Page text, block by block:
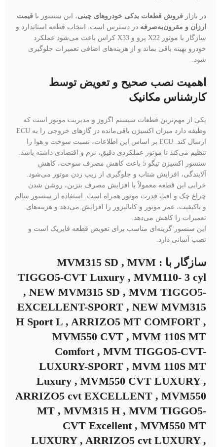
در بازار فروش قطعات یدکی خودروهای چینی، این سنسور با قیمت
ارزان و مقرون‌به‌صرفه در دسترس است. انتخاب قطعه استاندارد و
سازگار با موتور X22 پرو و X33 کراس باعث می‌شود عملکرد
خودرو بهینه باقی بماند و از هزینه‌های اضافی تعمیرات جلوگیری
شود.
اهمیت نصب صحیح و تعویض توسط
کارشناس مکانیک
یکی از مهم‌ترین قطعات سیستم اگزوز و مدیریت موتور است که
وظیفه دارد میزان اکسیژن باقی‌مانده در گازهای خروجی را به ECU
ارسال کند. ECU بر اساس این اطلاعات، نسبت سوخت و هوا را
تنظیم می‌کند تا موتور عملکردی دقیق، نرم و اقتصادی داشته باشد.
سنسور اکسيژن تیگو 5 باعث کاهش مصرف سوخت، کاهش
آلایندگی، افزایش شتاب و جلوگیری از ریپ زدن موتور می‌شود.
خرابی این قطعه معمولاً با افزایش مصرف بنزین، روشن شدن
چراغ چک و افت قدرت موتور همراه است. استفاده از سنسور سالم
و باکیفیت، عمر موتور و کاتالیزور را افزایش می‌دهد و هزینه‌های
تعمیرات را کاهش می‌دهد.
این سنسور گزینه‌ای مناسب برای تعویض قطعه فابریک است و
نصب آسانی دارد.
سازگار با : MVM315 SD , MVM
TIGGO5-CVT Luxury , MVM110- 3 cyl
, NEW MVM315 SD , MVM TIGGO5-
EXCELLENT-SPORT , NEW MVM315
H Sport L , ARRIZO5 MT COMFORT ,
MVM550 CVT , MVM 110S MT
Comfort , MVM TIGGO5-CVT-
LUXURY-SPORT , MVM 110S MT
Luxury , MVM550 CVT LUXURY ,
ARRIZO5 cvt EXCELLENT , MVM550
MT , MVM315 H , MVM TIGGO5-
CVT Excellent , MVM550 MT
LUXURY , ARRIZO5 cvt LUXURY ,